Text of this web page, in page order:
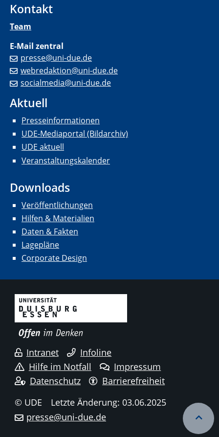
Kontakt
Team
E-Mail zentral
presse@uni-due.de
webredaktion@uni-due.de
socialmedia@uni-due.de
Aktuell
Presseinformationen
UDE-Mediaportal (Bildarchiv)
UDE aktuell
Veranstaltungskalender
Downloads
Veröffentlichungen
Hilfen & Materialien
Daten & Fakten
Lagepläne
Corporate Design
Intranet
Infoline
Hilfe im Notfall
Impressum
Datenschutz
Barrierefreiheit
© UDE
Letzte Änderung: 03.06.2025
presse@uni-due.de